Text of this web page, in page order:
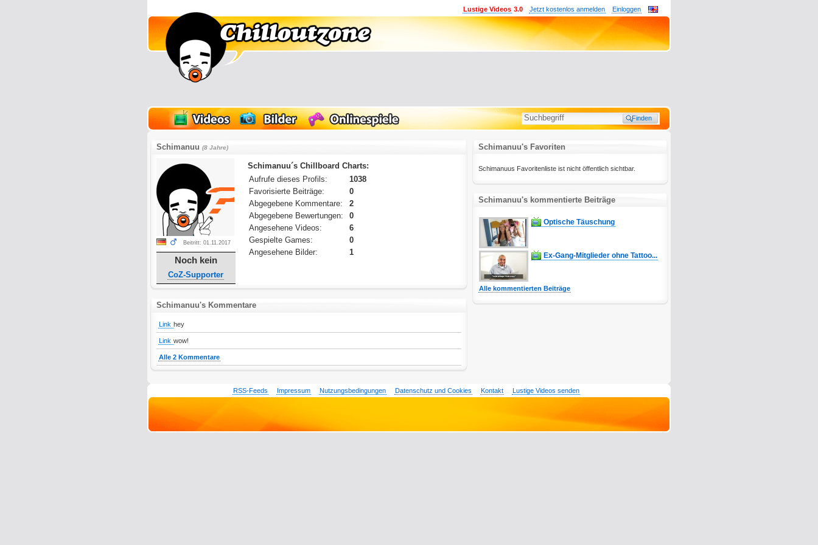
Einloggen
Jetzt kostenlos anmelden
Lustige Videos 3.0
Schimanuu (8 Jahre)
Beitritt: 01.11.2017
Noch kein
CoZ-Supporter
Schimanuu´s Chillboard Charts:
Aufrufe dieses Profils:
1038
Favorisierte Beiträge:
0
Abgegebene Kommentare:
2
Abgegebene Bewertungen:
0
Angesehene Videos:
6
Gespielte Games:
0
Angesehene Bilder:
1
Schimanuu's Kommentare
Link hey
Link wow!
Alle 2 Kommentare
Schimanuu's Favoriten
Schimanuus Favoritenliste ist nicht öffentlich sichtbar.
Schimanuu's kommentierte Beiträge
Optische Täuschung
Ex-Gang-Mitglieder ohne Tattoo...
Alle kommentierten Beiträge
RSS-Feeds Impressum Nutzungsbedingungen Datenschutz und Cookies Kontakt Lustige Videos senden